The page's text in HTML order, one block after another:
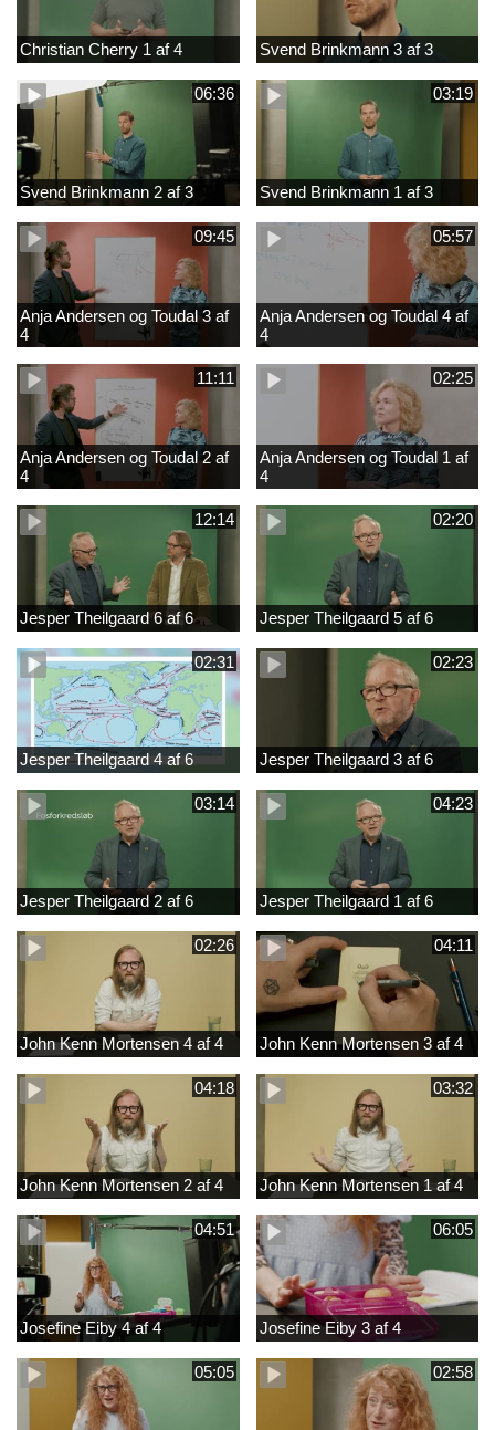
Christian Cherry 1 af 4 Svend Brinkmann 3 af 3
06:36
Svend Brinkmann 2 af 3
03:19
Svend Brinkmann 1 af 3
09:45
Anja Andersen og Toudal 3 af
4
05:57
Anja Andersen og Toudal 4 af
4
11:11
Anja Andersen og Toudal 2 af
4
02:25
Anja Andersen og Toudal 1 af
4
12:14
Jesper Theilgaard 6 af 6
02:20
Jesper Theilgaard 5 af 6
02:31
Jesper Theilgaard 4 af 6
02:23
Jesper Theilgaard 3 af 6
03:14
Jesper Theilgaard 2 af 6
04:23
Jesper Theilgaard 1 af 6
02:26
John Kenn Mortensen 4 af 4
04:11
John Kenn Mortensen 3 af 4
04:18
John Kenn Mortensen 2 af 4
03:32
John Kenn Mortensen 1 af 4
04:51
Josefine Eiby 4 af 4
06:05
Josefine Eiby 3 af 4
05:05 02:58